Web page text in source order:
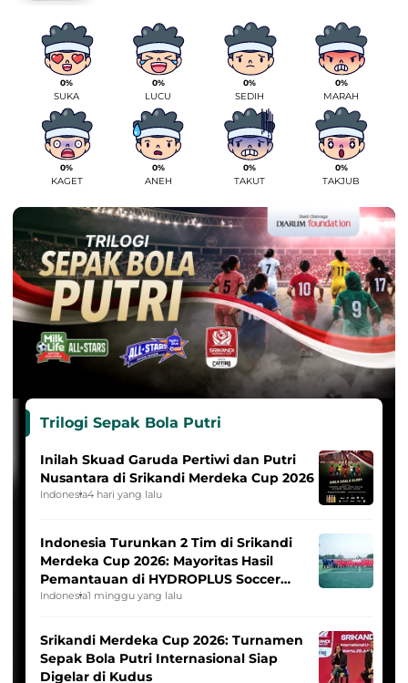
0%
SUKA
0%
LUCU
0%
SEDIH
0%
MARAH
0%
KAGET
0%
ANEH
0%
TAKUT
0%
TAKJUB
Trilogi Sepak Bola Putri
Inilah Skuad Garuda Pertiwi dan Putri
Nusantara di Srikandi Merdeka Cup 2026
Indonesia4 hari yang lalu
Indonesia Turunkan 2 Tim di Srikandi
Merdeka Cup 2026: Mayoritas Hasil
Pemantauan di HYDROPLUS Soccer
League
Indonesia1 minggu yang lalu
Srikandi Merdeka Cup 2026: Turnamen
Sepak Bola Putri Internasional Siap
Digelar di Kudus